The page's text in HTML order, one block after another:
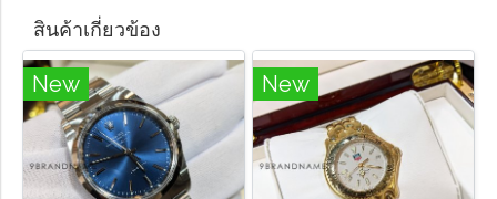
สินค้าเกี่ยวข้อง
New New